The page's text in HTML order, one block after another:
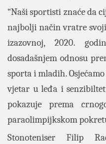
“Naši sportisti znaće da
najbolji način vratre
izazovnoj, 2020.
dosadašnjem odnosu
sporta i mladih.
vjetar u leđa i
pokazuje prema
paraolimpijkskom
Stonoteniser Filip